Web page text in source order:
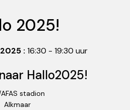
2025!
: 16:30 - 19:30 uur
Hallo2025!
stadion
Alkmaar